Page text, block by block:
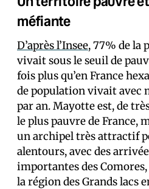
méfiante
D’après l’Insee, 77% de la
vivait sous le seuil de
fois plus qu’en France
de population vivait avec
par an. Mayotte est, de
le plus pauvre de France,
un archipel très attractif
alentours, avec des
importantes des
la région des Grands lacs